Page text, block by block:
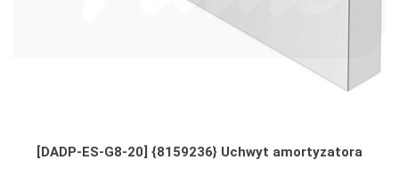
[DADP-ES-G8-20] {8159236} Uchwyt amortyzatora